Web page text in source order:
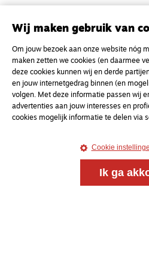
en gesprek voor christenen
voor de Nederlandse
Magazine Onderweg
Kvk-nummer 33277063
NL46 INGB 0117 5827 86
info@onderwegonline.nl
Wij maken gebruik van
Om jouw bezoek aan onze website nóg
maken zetten we cookies (en daarmee
deze cookies kunnen wij en derde
en jouw internetgedrag binnen (en
volgen. Met deze informatie passen wij
advertenties aan jouw interesses en
cookies mogelijk informatie te delen via
Cookie
Ik ga